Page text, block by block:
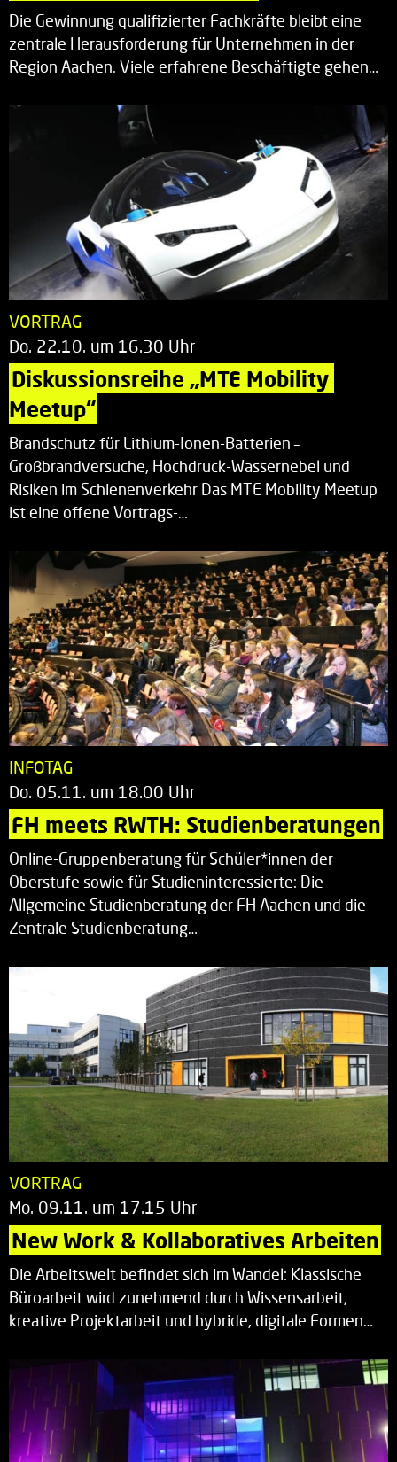
Die Gewinnung qualifizierter Fachkräfte bleibt eine
zentrale Herausforderung für Unternehmen in der
Region Aachen. Viele erfahrene Beschäftigte gehen…
VORTRAG
Do. 22.10. um 16.30 Uhr
Diskussionsreihe „MTE Mobility
Meetup“
Brandschutz für Lithium-Ionen-Batterien –
Großbrandversuche, Hochdruck-Wassernebel und
Risiken im Schienenverkehr Das MTE Mobility Meetup
ist eine offene Vortrags-…
INFOTAG
Do. 05.11. um 18.00 Uhr
FH meets RWTH: Studienberatungen
Online-Gruppenberatung für Schüler*innen der
Oberstufe sowie für Studieninteressierte: Die
Allgemeine Studienberatung der FH Aachen und die
Zentrale Studienberatung…
VORTRAG
Mo. 09.11. um 17.15 Uhr
New Work & Kollaboratives Arbeiten
Die Arbeitswelt befindet sich im Wandel: Klassische
Büroarbeit wird zunehmend durch Wissensarbeit,
kreative Projektarbeit und hybride, digitale Formen…